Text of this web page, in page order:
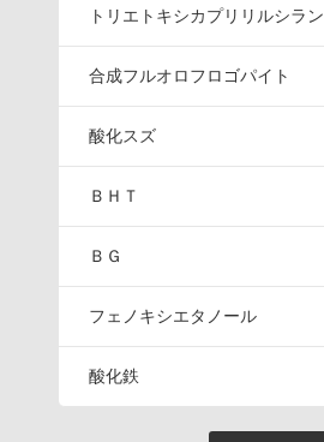
トリエトキシカプリリルシラン
合成フルオロフロゴパイト
酸化スズ
ＢＨＴ
ＢＧ
フェノキシエタノール
酸化鉄